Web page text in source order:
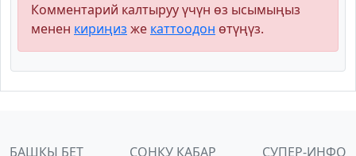
Комментарий калтыруу үчүн өз ысымыңыз
менен кириңиз же каттоодон өтүңүз.
БАШКЫ БЕТ СОҢКУ КАБАР
СУПЕР-ИНФО